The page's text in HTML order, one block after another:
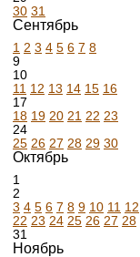
30 31
Сентябрь
1 2 3 4 5 6 7 8
9
10
11 12 13 14 15 16
17
18 19 20 21 22 23
24
25 26 27 28 29 30
Октябрь
1
2
3 4 5 6 7 8 9 10 11 12
22 23 24 25 26 27 28
31
Ноябрь